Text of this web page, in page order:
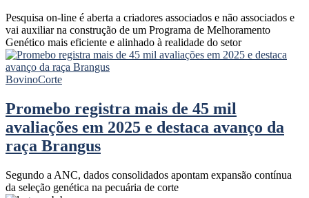
Pesquisa on-line é aberta a criadores associados e não associados e
vai auxiliar na construção de um Programa de Melhoramento
Genético mais eficiente e alinhado à realidade do setor
BovinoCorte
Promebo registra mais de 45 mil
avaliações em 2025 e destaca avanço da
raça Brangus
Segundo a ANC, dados consolidados apontam expansão contínua
da seleção genética na pecuária de corte